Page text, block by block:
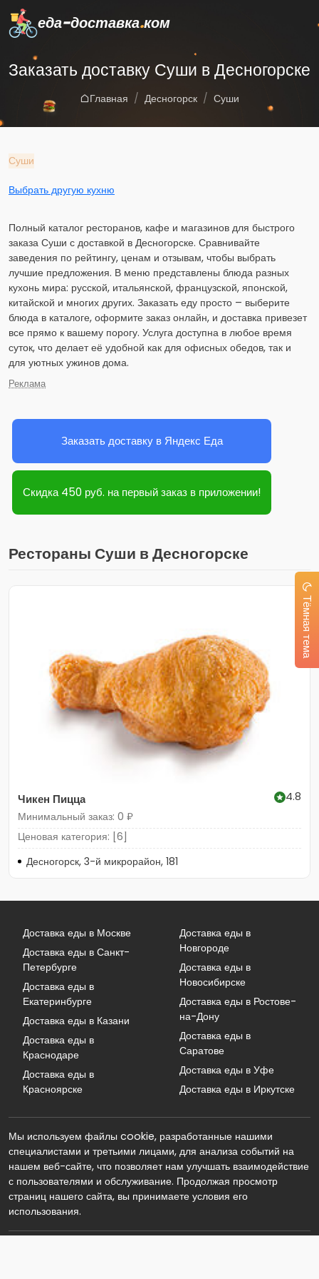
еда-доставка.ком
Заказать доставку Суши в Десногорске
Главная Десногорск Суши
Суши
Выбрать другую кухню
Полный каталог ресторанов, кафе и магазинов для быстрого
заказа Суши с доставкой в Десногорске. Сравнивайте
заведения по рейтингу, ценам и отзывам, чтобы выбрать
лучшие предложения. В меню представлены блюда разных
кухонь мира: русской, итальянской, французской, японской,
китайской и многих других. Заказать еду просто – выберите
блюда в каталоге, оформите заказ онлайн, и доставка привезет
все прямо к вашему порогу. Услуга доступна в любое время
суток, что делает её удобной как для офисных обедов, так и
для уютных ужинов дома.
Реклама
Заказать доставку в Яндекс Еда
Скидка 450 руб. на первый заказ в приложении!
Рестораны Суши в Десногорске
Чикен Пицца
4.8
Минимальный заказ: 0 ₽
Ценовая категория: [6]
Десногорск, 3-й микрорайон, 181
Доставка еды в Москве
Доставка еды в Санкт-
Петербурге
Доставка еды в
Екатеринбурге
Доставка еды в Казани
Доставка еды в
Краснодаре
Доставка еды в
Красноярске
Доставка еды в
Новгороде
Доставка еды в
Новосибирске
Доставка еды в Ростове-
на-Дону
Доставка еды в
Саратове
Доставка еды в Уфе
Доставка еды в Иркутске
Мы используем файлы cookie, разработанные нашими
специалистами и третьими лицами, для анализа событий на
нашем веб-сайте, что позволяет нам улучшать взаимодействие
с пользователями и обслуживание. Продолжая просмотр
страниц нашего сайта, вы принимаете условия его
использования.
Тёмная тема